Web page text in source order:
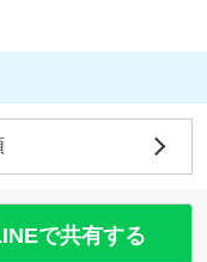
で共有する